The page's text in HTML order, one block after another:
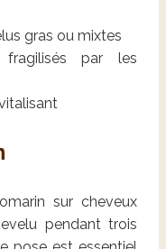
gras ou mixtes
fragilisés par les
sur cheveux
pendant trois